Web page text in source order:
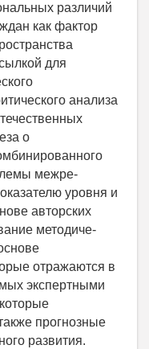
различий
как фактор
для
анализа
о
межре-
уровня и
авторских
методиче-
отражаются в
экспертными
прогнозные
развития.